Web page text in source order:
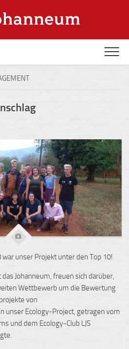
unser Projekt unter den Top 10!
Johanneum, freuen sich darüber,
Wettbewerb um die Bewertung
von
unser Ecology-Project, getragen vom
und dem Ecology-Club LJS